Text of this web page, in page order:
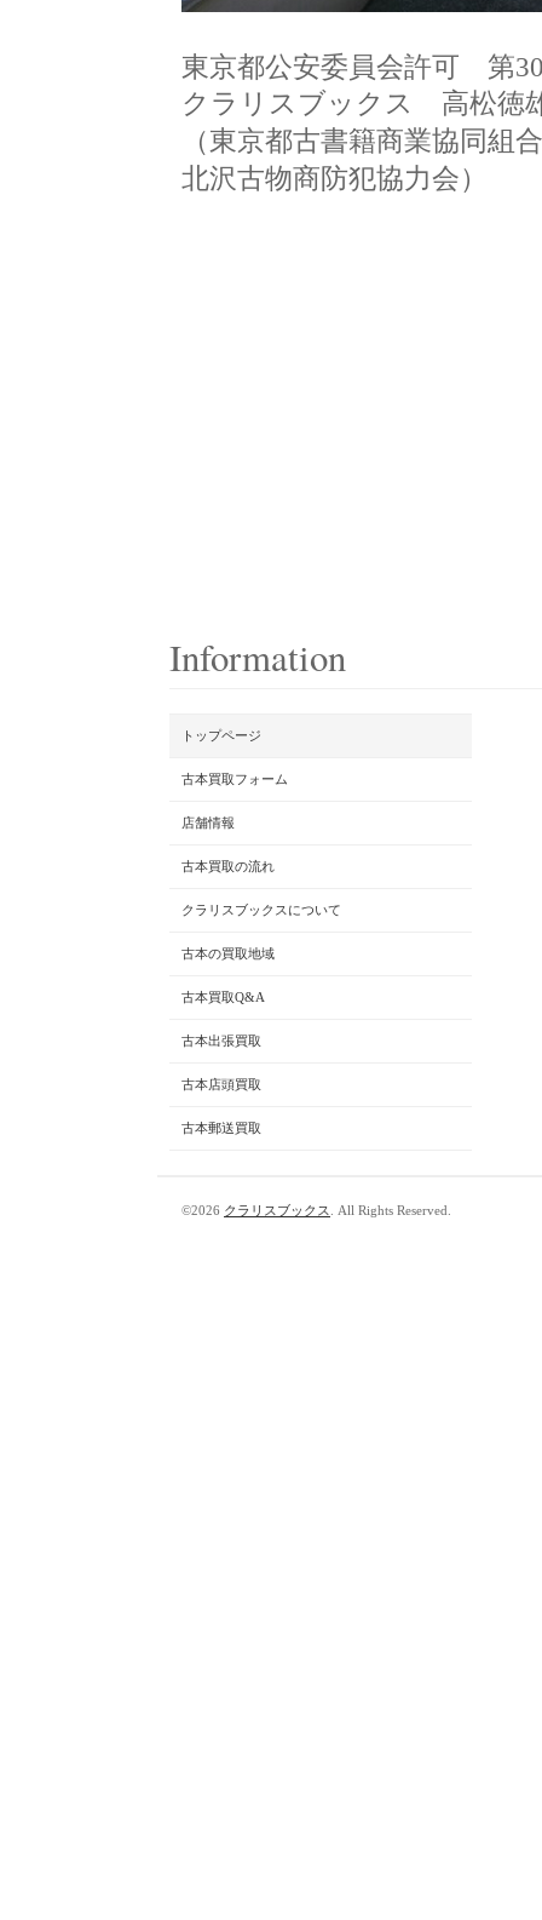
東京都公安委員会許可 第
クラリスブックス 高松徳
（東京都古書籍商業協同組
北沢古物商防犯協力会）
Information
トップページ
古本買取フォーム
店舗情報
古本買取の流れ
クラリスブックスについて
古本の買取地域
古本買取Q&A
古本出張買取
古本店頭買取
古本郵送買取
©2026 クラリスブックス . All Rights Reserved.